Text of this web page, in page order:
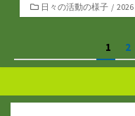
カ
テ
ー
日々の活動の様子 / 2026
稿
1 2